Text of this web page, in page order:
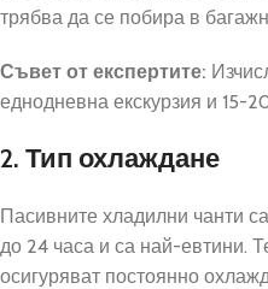
трябва да се побира в
Съвет от експертите:
еднодневна екскурзия и 15-
2. Тип охлаждане
Пасивните хладилни чанти
до 24 часа и са най-евтини.
осигуряват постоянно